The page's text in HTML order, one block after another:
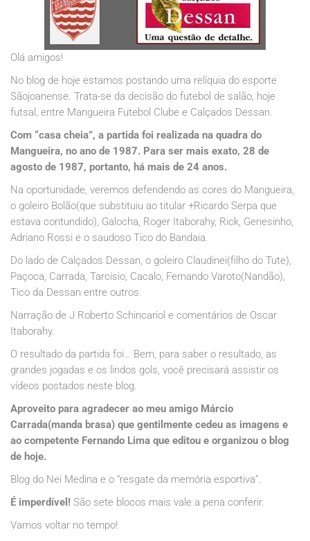
Olá amigos!
No blog de hoje estamos postando uma relíquia do esporte
Sãojoanense. Trata-se da decisão do futebol de salão, hoje
futsal, entre Mangueira Futebol Clube e Calçados Dessan.
Com “casa cheia”, a partida foi realizada na quadra do
Mangueira, no ano de 1987. Para ser mais exato, 28 de
agosto de 1987, portanto, há mais de 24 anos.
Na oportunidade, veremos defendendo as cores do Mangueira,
o goleiro Bolão(que substituiu ao titular +Ricardo Serpa que
estava contundido), Galocha, Roger Itaborahy, Rick, Genesinho,
Adriano Rossi e o saudoso Tico do Bandaia.
Do lado de Calçados Dessan, o goleiro Claudinei(filho do Tute),
Paçoca, Carrada, Tarcísio, Cacalo, Fernando Varoto(Nandão),
Tico da Dessan entre outros.
Narração de J Roberto Schincariol e comentários de Oscar
Itaborahy.
O resultado da partida foi… Bem, para saber o resultado, as
grandes jogadas e os lindos gols, você precisará assistir os
vídeos postados neste blog.
Aproveito para agradecer ao meu amigo Márcio
Carrada(manda brasa) que gentilmente cedeu as imagens e
ao competente Fernando Lima que editou e organizou o blog
de hoje.
Blog do Nei Medina e o “resgate da memória esportiva”.
É imperdível! São sete blocos mais vale a pena conferir.
Vamos voltar no tempo!